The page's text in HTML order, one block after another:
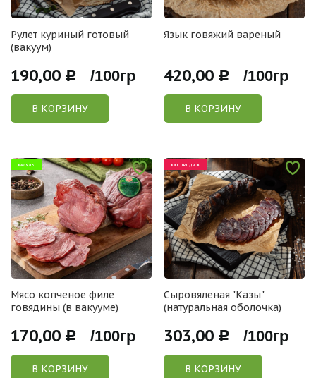
Рулет куриный готовый
(вакуум)
190,00 Р /100гр
В КОРЗИНУ
Язык говяжий вареный
420,00 Р /100гр
В КОРЗИНУ
ХАЛЯЛЬ
Мясо копченое филе
говядины (в вакууме)
170,00 Р /100гр
В КОРЗИНУ
ХИТ ПРОДАЖ
Сыровяленая "Казы"
(натуральная оболочка)
303,00 Р /100гр
В КОРЗИНУ